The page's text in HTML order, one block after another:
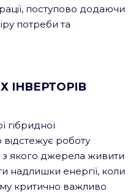
поступово додаючи
потреби та
ІНВЕРТОРІВ
гібридної
відстежує роботу
якого джерела живити
надлишки енергії, коли
критично важливо